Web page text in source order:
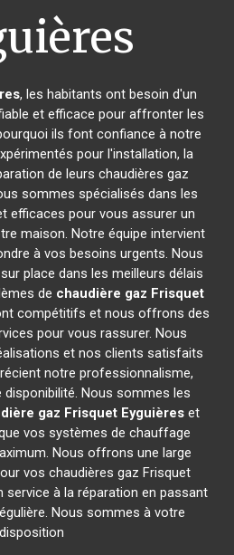
, les habitants ont besoin d'un
et efficace pour affronter les
ils font confiance à notre
pour l'installation, la
de leurs chaudières gaz
sommes spécialisés dans les
efficaces pour vous assurer un
maison. Notre équipe intervient
à vos besoins urgents. Nous
place dans les meilleurs délais
de chaudière gaz Frisquet
compétitifs et nous offrons des
pour vous rassurer. Nous
et nos clients satisfaits
notre professionnalisme,
Nous sommes les
gaz Frisquet Eyguièreset
vos systèmes de chauffage
Nous offrons une large
vos chaudières gaz Frisquet
service à la réparation en passant
Nous sommes à votre
disposition